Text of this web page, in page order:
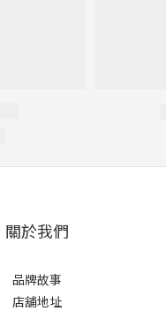
關於我們
品牌故事
店舖地址